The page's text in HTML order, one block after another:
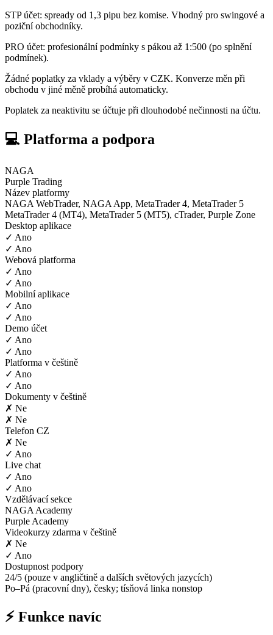
STP účet: spready od 1,3 pipu bez komise. Vhodný pro swingové a
poziční obchodníky.
PRO účet: profesionální podmínky s pákou až 1:500 (po splnění
podmínek).
Žádné poplatky za vklady a výběry v CZK. Konverze měn při
obchodu v jiné měně probíhá automaticky.
Poplatek za neaktivitu se účtuje při dlouhodobé nečinnosti na účtu.
💻 Platforma a podpora
NAGA
Purple Trading
Název platformy
NAGA WebTrader, NAGA App, MetaTrader 4, MetaTrader 5
MetaTrader 4 (MT4), MetaTrader 5 (MT5), cTrader, Purple Zone
Desktop aplikace
✓ Ano
✓ Ano
Webová platforma
✓ Ano
✓ Ano
Mobilní aplikace
✓ Ano
✓ Ano
Demo účet
✓ Ano
✓ Ano
Platforma v češtině
✓ Ano
✓ Ano
Dokumenty v češtině
✗ Ne
✗ Ne
Telefon CZ
✗ Ne
✓ Ano
Live chat
✓ Ano
✓ Ano
Vzdělávací sekce
NAGA Academy
Purple Academy
Videokurzy zdarma v češtině
✗ Ne
✓ Ano
Dostupnost podpory
24/5 (pouze v angličtině a dalších světových jazycích)
Po–Pá (pracovní dny), česky; tísňová linka nonstop
⚡ Funkce navíc